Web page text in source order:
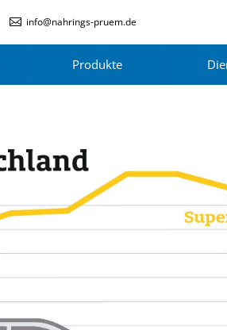
info@nahrings-pruem.de
Produkte